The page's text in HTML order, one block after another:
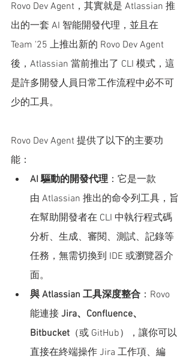
Rovo Dev Agent，其實就是 Atlassian 推
出的一套 AI 智能開發代理，並且在
Team '25 上推出新的 Rovo Dev Agent
後，Atlassian 當前推出了 CLI 模式，這
是許多開發人員日常工作流程中必不可
少的工具。
Rovo Dev Agent 提供了以下的主要功
能：
AI 驅動的開發代理：它是一款
由 Atlassian 推出的命令列工具，旨
在幫助開發者在 CLI 中執行程式碼
分析、生成、審閱、測試、記錄等
任務，無需切換到 IDE 或瀏覽器介
面。
與 Atlassian 工具深度整合 ：Rovo
能連接 Jira、Confluence、
Bitbucket （或 GitHub），讓你可以
直接在終端操作 Jira 工作項、編